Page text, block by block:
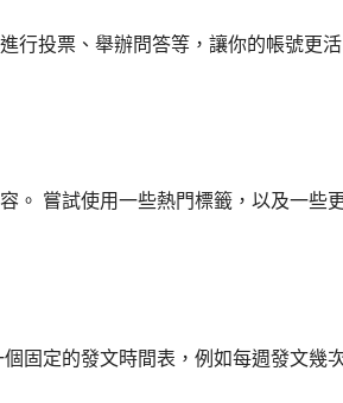
行投票、舉辦問答等，讓你的帳號更活
。 嘗試使用一些熱門標籤，以及一些
固定的發文時間表，例如每週發文幾